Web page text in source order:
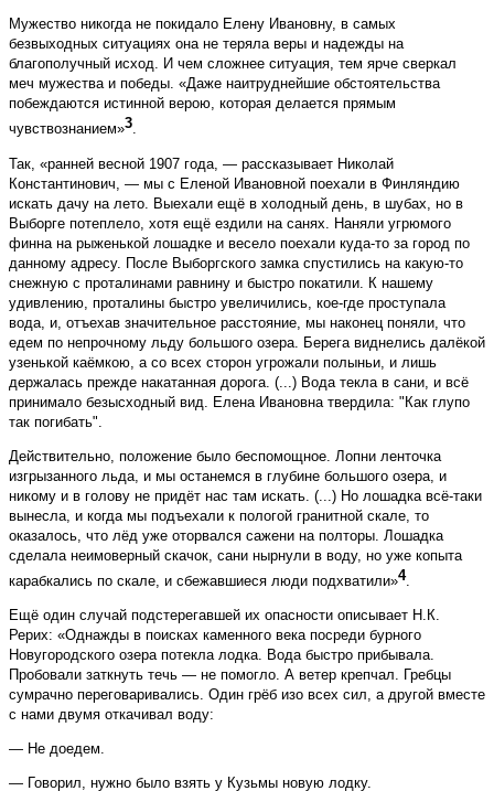
Мужество никогда не покидало Елену Ивановну, в самых
безвыходных ситуациях она не теряла веры и надежды на
благополучный исход. И чем сложнее ситуация, тем ярче сверкал
меч мужества и победы. «Даже наитруднейшие обстоятельства
побеждаются истинной верою, которая делается прямым
чувствознанием»3.
Так, «ранней весной 1907 года, — рассказывает Николай
Константинович, — мы с Еленой Ивановной поехали в Финляндию
искать дачу на лето. Выехали ещё в холодный день, в шубах, но в
Выборге потеплело, хотя ещё ездили на санях. Наняли угрюмого
финна на рыженькой лошадке и весело поехали куда-то за город по
данному адресу. После Выборгского замка спустились на какую-то
снежную с проталинами равнину и быстро покатили. К нашему
удивлению, проталины быстро увеличились, кое-где проступала
вода, и, отъехав значительное расстояние, мы наконец поняли, что
едем по непрочному льду большого озера. Берега виднелись далёкой
узенькой каёмкою, а со всех сторон угрожали полыньи, и лишь
держалась прежде накатанная дорога. (...) Вода текла в сани, и всё
принимало безысходный вид. Елена Ивановна твердила: "Как глупо
так погибать".
Действительно, положение было беспомощное. Лопни ленточка
изгрызанного льда, и мы останемся в глубине большого озера, и
никому и в голову не придёт нас там искать. (...) Но лошадка всё-таки
вынесла, и когда мы подъехали к пологой гранитной скале, то
оказалось, что лёд уже оторвался сажени на полторы. Лошадка
сделала неимоверный скачок, сани нырнули в воду, но уже копыта
карабкались по скале, и сбежавшиеся люди подхватили»4.
Ещё один случай подстерегавшей их опасности описывает Н.К.
Рерих: «Однажды в поисках каменного века посреди бурного
Новугородского озера потекла лодка. Вода быстро прибывала.
Пробовали заткнуть течь — не помогло. А ветер крепчал. Гребцы
сумрачно переговаривались. Один грёб изо всех сил, а другой вместе
с нами двумя откачивал воду:
— Не доедем.
— Говорил, нужно было взять у Кузьмы новую лодку.